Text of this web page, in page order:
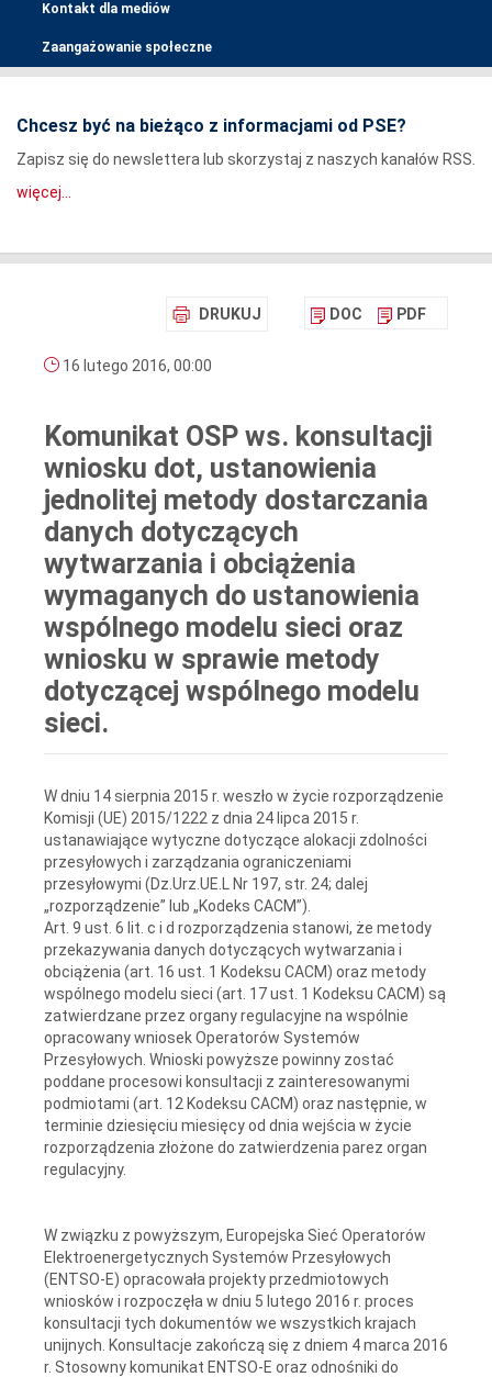
Kontakt dla mediów
Zaangażowanie społeczne
Chcesz być na bieżąco z informacjami od PSE?
Zapisz się do newslettera lub skorzystaj z naszych kanałów RSS.
więcej...
DRUKUJ DOC PDF
16 lutego 2016, 00:00
Komunikat OSP ws. konsultacji
wniosku dot, ustanowienia
jednolitej metody dostarczania
danych dotyczących
wytwarzania i obciążenia
wymaganych do ustanowienia
wspólnego modelu sieci oraz
wniosku w sprawie metody
dotyczącej wspólnego modelu
sieci.
W dniu 14 sierpnia 2015 r. weszło w życie rozporządzenie
Komisji (UE) 2015/1222 z dnia 24 lipca 2015 r.
ustanawiające wytyczne dotyczące alokacji zdolności
przesyłowych i zarządzania ograniczeniami
przesyłowymi (Dz.Urz.UE.L Nr 197, str. 24; dalej
„rozporządzenie” lub „Kodeks CACM”).
Art. 9 ust. 6 lit. c i d rozporządzenia stanowi, że metody
przekazywania danych dotyczących wytwarzania i
obciążenia (art. 16 ust. 1 Kodeksu CACM) oraz metody
wspólnego modelu sieci (art. 17 ust. 1 Kodeksu CACM) są
zatwierdzane przez organy regulacyjne na wspólnie
opracowany wniosek Operatorów Systemów
Przesyłowych. Wnioski powyższe powinny zostać
poddane procesowi konsultacji z zainteresowanymi
podmiotami (art. 12 Kodeksu CACM) oraz następnie, w
terminie dziesięciu miesięcy od dnia wejścia w życie
rozporządzenia złożone do zatwierdzenia parez organ
regulacyjny.
W związku z powyższym, Europejska Sieć Operatorów
Elektroenergetycznych Systemów Przesyłowych
(ENTSO-E) opracowała projekty przedmiotowych
wniosków i rozpoczęła w dniu 5 lutego 2016 r. proces
konsultacji tych dokumentów we wszystkich krajach
unijnych. Konsultacje zakończą się z dniem 4 marca 2016
r. Stosowny komunikat ENTSO-E oraz odnośniki do